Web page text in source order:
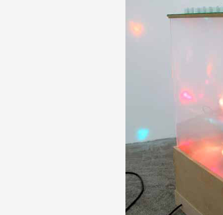
Réseau
De A à Z
Année par année